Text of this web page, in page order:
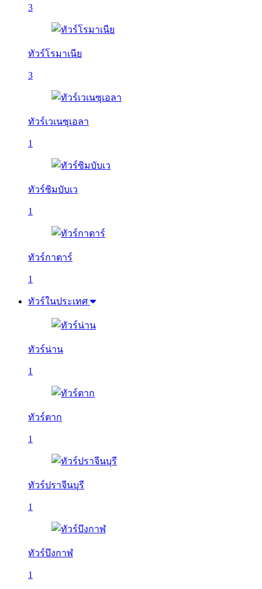
3
ทัวร์โรมาเนีย
3
ทัวร์เวเนซุเอลา
1
ทัวร์ซิมบับเว
1
ทัวร์กาตาร์
1
ทัวร์ในประเทศ
ทัวร์น่าน
1
ทัวร์ตาก
1
ทัวร์ปราจีนบุรี
1
ทัวร์บึงกาฬ
1